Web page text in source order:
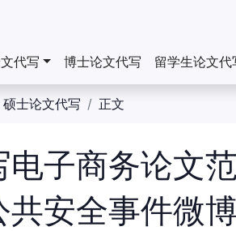
代写 博士论文代写 留学生论文代
硕士论文代写 正文
电子商务论文
共安全事件微